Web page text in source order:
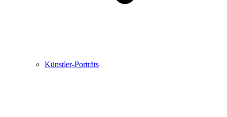
Künstler-Porträts